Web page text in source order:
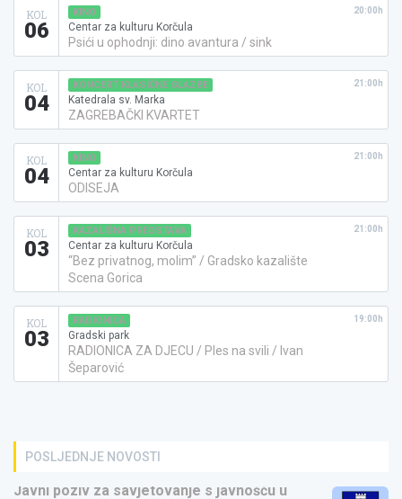
KOL
06
KINO
Centar za kulturu Korčula
Psići u ophodnji: dino avantura / sink
20:00h
KOL
04
KONCERT KLASIČNE GLAZBE
Katedrala sv. Marka
ZAGREBAČKI KVARTET
21:00h
KOL
04
KINO
Centar za kulturu Korčula
ODISEJA
21:00h
KOL
03
KAZALIŠNA PREDSTAVA
Centar za kulturu Korčula
“Bez privatnog, molim” / Gradsko kazalište
Scena Gorica
21:00h
KOL
03
RADIONICA
Gradski park
RADIONICA ZA DJECU / Ples na svili / Ivan
Šeparović
19:00h
POSLJEDNJE NOVOSTI
Javni poziv za savjetovanje s javnošću u